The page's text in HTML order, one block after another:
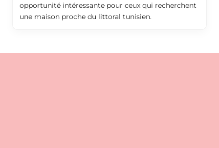
opportunité intéressante pour ceux qui recherchent
une maison proche du littoral tunisien.